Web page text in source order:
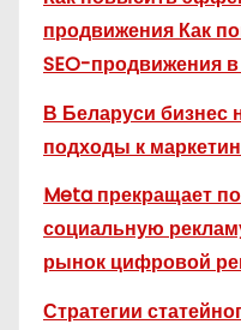
продвижения Как
SEO-продвижения
В Беларуси бизнес
подходы к
Meta прекращает
социальную
рынок цифровой
Стратегии